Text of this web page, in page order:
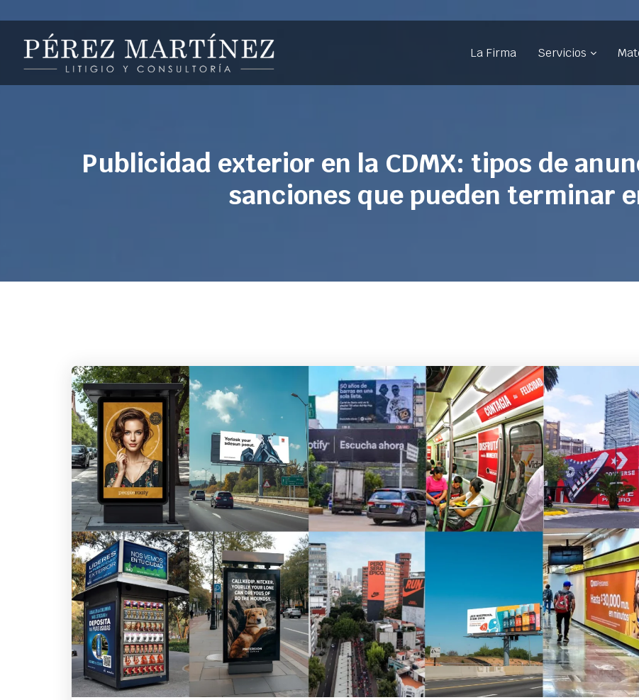
La Firma Servicios
Publicidad exterior en la CDMX: tipos de
sanciones que pueden terminar